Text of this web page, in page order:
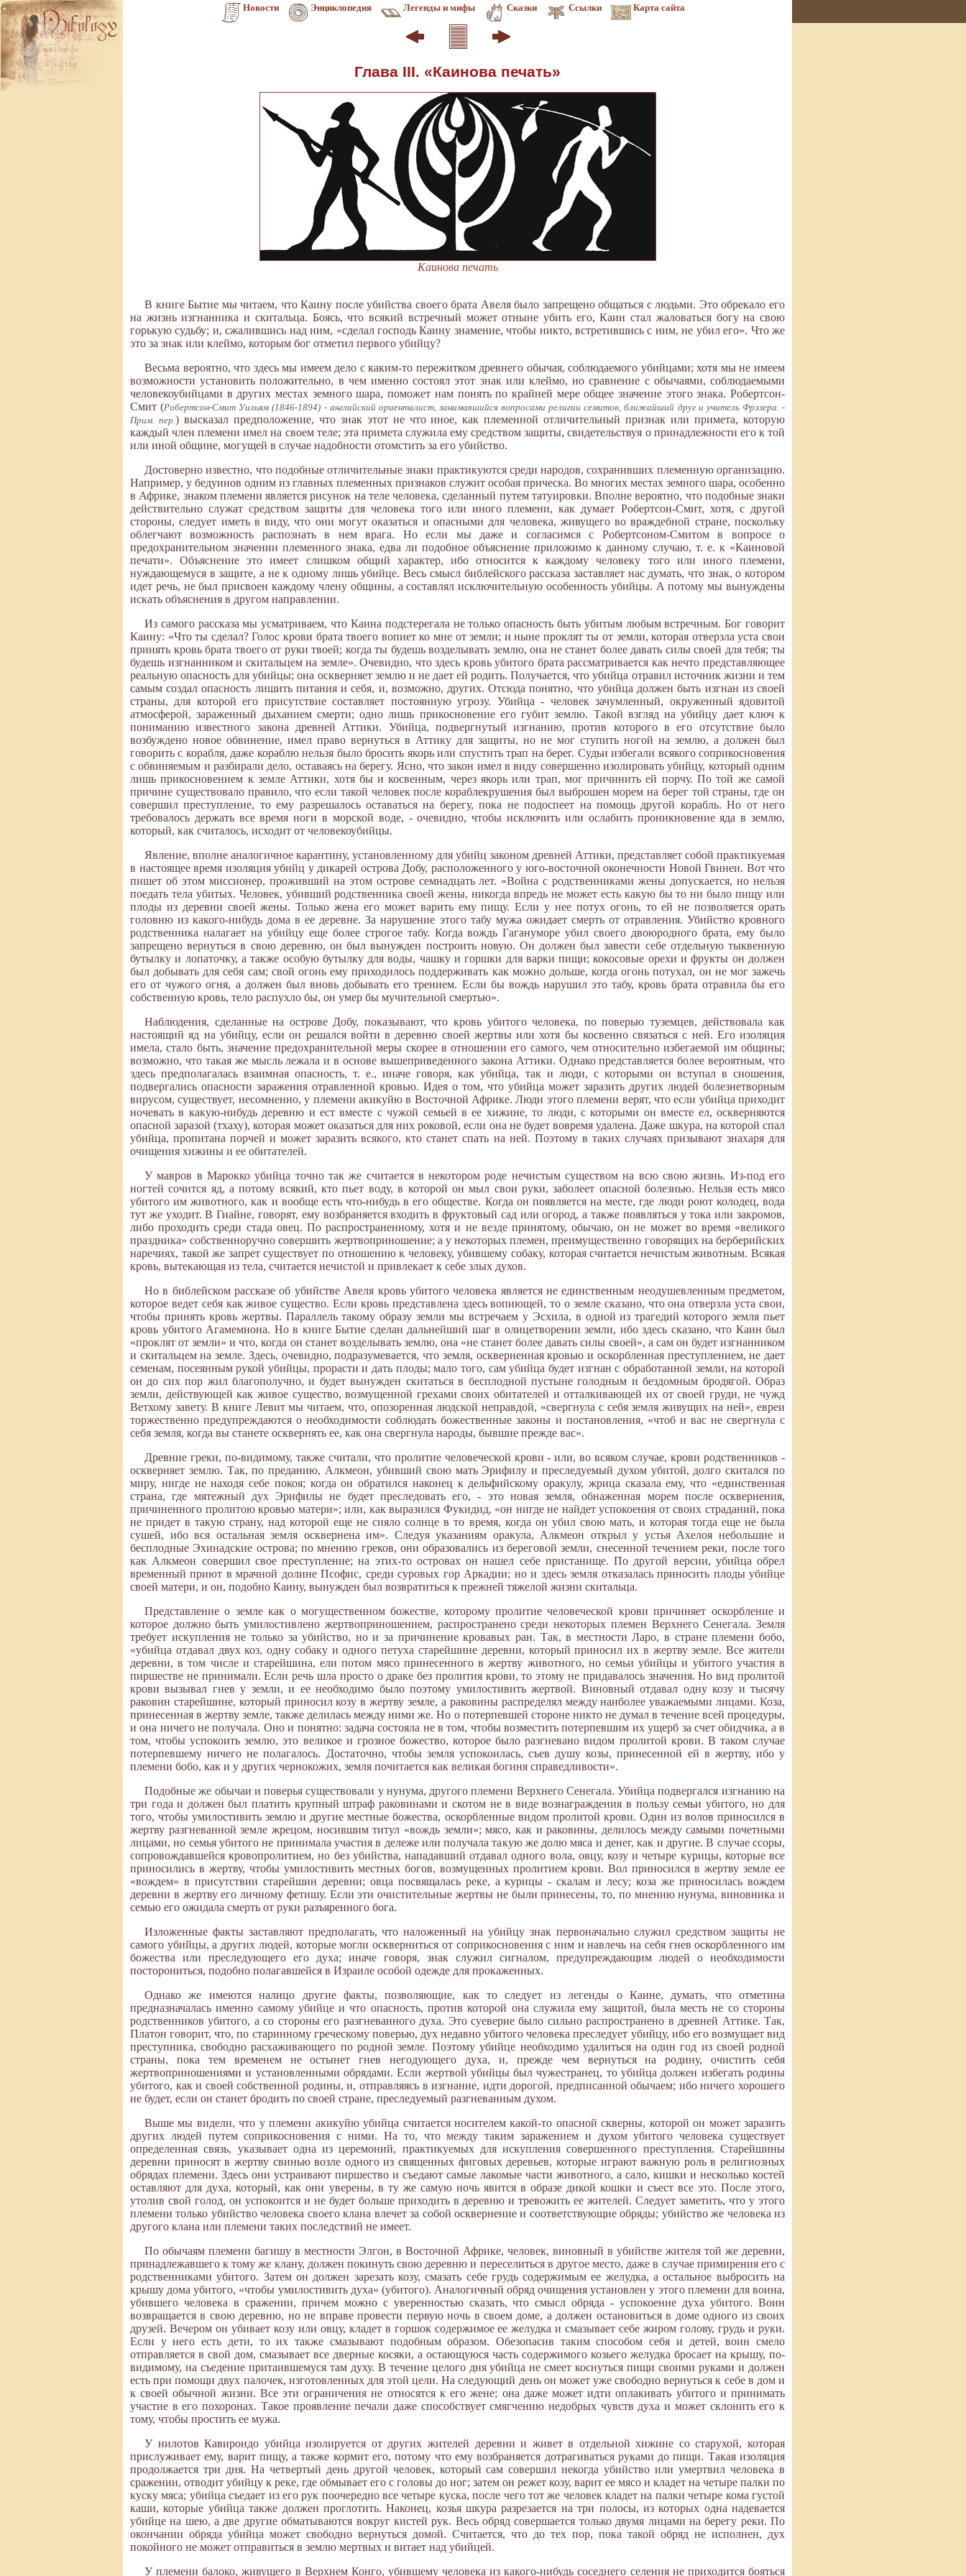
Новости Энциклопедия Легенды и мифы Сказки Ссылки Карта сайта
Глава III. «Каинова печать»
Каинова печать
В книге Бытие мы читаем, что Каину после убийства своего брата Авеля было запрещено общаться с людьми. Это обрекало его
на жизнь изгнанника и скитальца. Боясь, что всякий встречный может отныне убить его, Каин стал жаловаться богу на свою
горькую судьбу; и, сжалившись над ним, «сделал господь Каину знамение, чтобы никто, встретившись с ним, не убил его». Что же
это за знак или клеймо, которым бог отметил первого убийцу?
Весьма вероятно, что здесь мы имеем дело с каким-то пережитком древнего обычая, соблюдаемого убийцами; хотя мы не имеем
возможности установить положительно, в чем именно состоял этот знак или клеймо, но сравнение с обычаями, соблюдаемыми
человекоубийцами в других местах земного шара, поможет нам понять по крайней мере общее значение этого знака. Робертсон-
Смит (Робертсон-Смит Уильям (1846-1894) - английский ориенталист, занимавшийся вопросами религии семитов, ближайший друг и учитель Фрэзера. -
Прим. пер.) высказал предположение, что знак этот не что иное, как племенной отличительный признак или примета, которую
каждый член племени имел на своем теле; эта примета служила ему средством защиты, свидетельствуя о принадлежности его к той
или иной общине, могущей в случае надобности отомстить за его убийство.
Достоверно известно, что подобные отличительные знаки практикуются среди народов, сохранивших племенную организацию.
Например, у бедуинов одним из главных племенных признаков служит особая прическа. Во многих местах земного шара, особенно
в Африке, знаком племени является рисунок на теле человека, сделанный путем татуировки. Вполне вероятно, что подобные знаки
действительно служат средством защиты для человека того или иного племени, как думает Робертсон-Смит, хотя, с другой
стороны, следует иметь в виду, что они могут оказаться и опасными для человека, живущего во враждебной стране, поскольку
облегчают возможность распознать в нем врага. Но если мы даже и согласимся с Робертсоном-Смитом в вопросе о
предохранительном значении племенного знака, едва ли подобное объяснение приложимо к данному случаю, т. е. к «Каиновой
печати». Объяснение это имеет слишком общий характер, ибо относится к каждому человеку того или иного племени,
нуждающемуся в защите, а не к одному лишь убийце. Весь смысл библейского рассказа заставляет нас думать, что знак, о котором
идет речь, не был присвоен каждому члену общины, а составлял исключительную особенность убийцы. А потому мы вынуждены
искать объяснения в другом направлении.
Из самого рассказа мы усматриваем, что Каина подстерегала не только опасность быть убитым любым встречным. Бог говорит
Каину: «Что ты сделал? Голос крови брата твоего вопиет ко мне от земли; и ныне проклят ты от земли, которая отверзла уста свои
принять кровь брата твоего от руки твоей; когда ты будешь возделывать землю, она не станет более давать силы своей для тебя; ты
будешь изгнанником и скитальцем на земле». Очевидно, что здесь кровь убитого брата рассматривается как нечто представляющее
реальную опасность для убийцы; она оскверняет землю и не дает ей родить. Получается, что убийца отравил источник жизни и тем
самым создал опасность лишить питания и себя, и, возможно, других. Отсюда понятно, что убийца должен быть изгнан из своей
страны, для которой его присутствие составляет постоянную угрозу. Убийца - человек зачумленный, окруженный ядовитой
атмосферой, зараженный дыханием смерти; одно лишь прикосновение его губит землю. Такой взгляд на убийцу дает ключ к
пониманию известного закона древней Аттики. Убийца, подвергнутый изгнанию, против которого в его отсутствие было
возбуждено новое обвинение, имел право вернуться в Аттику для защиты, но не мог ступить ногой на землю, а должен был
говорить с корабля, даже кораблю нельзя было бросить якорь или спустить трап на берег. Судьи избегали всякого соприкосновения
с обвиняемым и разбирали дело, оставаясь на берегу. Ясно, что закон имел в виду совершенно изолировать убийцу, который одним
лишь прикосновением к земле Аттики, хотя бы и косвенным, через якорь или трап, мог причинить ей порчу. По той же самой
причине существовало правило, что если такой человек после кораблекрушения был выброшен морем на берег той страны, где он
совершил преступление, то ему разрешалось оставаться на берегу, пока не подоспеет на помощь другой корабль. Но от него
требовалось держать все время ноги в морской воде, - очевидно, чтобы исключить или ослабить проникновение яда в землю,
который, как считалось, исходит от человекоубийцы.
Явление, вполне аналогичное карантину, установленному для убийц законом древней Аттики, представляет собой практикуемая
в настоящее время изоляция убийц у дикарей острова Добу, расположенного у юго-восточной оконечности Новой Гвинеи. Вот что
пишет об этом миссионер, проживший на этом острове семнадцать лет. «Война с родственниками жены допускается, но нельзя
поедать тела убитых. Человек, убивший родственника своей жены, никогда впредь не может есть какую бы то ни было пищу или
плоды из деревни своей жены. Только жена его может варить ему пищу. Если у нее потух огонь, то ей не позволяется орать
головню из какого-нибудь дома в ее деревне. За нарушение этого табу мужа ожидает смерть от отравления. Убийство кровного
родственника налагает на убийцу еще более строгое табу. Когда вождь Гагануморе убил своего двоюродного брата, ему было
запрещено вернуться в свою деревню, он был вынужден построить новую. Он должен был завести себе отдельную тыквенную
бутылку и лопаточку, а также особую бутылку для воды, чашку и горшки для варки пищи; кокосовые орехи и фрукты он должен
был добывать для себя сам; свой огонь ему приходилось поддерживать как можно дольше, когда огонь потухал, он не мог зажечь
его от чужого огня, а должен был вновь добывать его трением. Если бы вождь нарушил это табу, кровь брата отравила бы его
собственную кровь, тело распухло бы, он умер бы мучительной смертью».
Наблюдения, сделанные на острове Добу, показывают, что кровь убитого человека, по поверью туземцев, действовала как
настоящий яд на убийцу, если он решался войти в деревню своей жертвы или хотя бы косвенно связаться с ней. Его изоляция
имела, стало быть, значение предохранительной меры скорее в отношении его самого, чем относительно избегаемой им общины;
возможно, что такая же мысль лежала и в основе вышеприведенного закона Аттики. Однако представляется более вероятным, что
здесь предполагалась взаимная опасность, т. е., иначе говоря, как убийца, так и люди, с которыми он вступал в сношения,
подвергались опасности заражения отравленной кровью. Идея о том, что убийца может заразить других людей болезнетворным
вирусом, существует, несомненно, у племени акикуйю в Восточной Африке. Люди этого племени верят, что если убийца приходит
ночевать в какую-нибудь деревню и ест вместе с чужой семьей в ее хижине, то люди, с которыми он вместе ел, оскверняются
опасной заразой (тхаху), которая может оказаться для них роковой, если она не будет вовремя удалена. Даже шкура, на которой спал
убийца, пропитана порчей и может заразить всякого, кто станет спать на ней. Поэтому в таких случаях призывают знахаря для
очищения хижины и ее обитателей.
У мавров в Марокко убийца точно так же считается в некотором роде нечистым существом на всю свою жизнь. Из-под его
ногтей сочится яд, а потому всякий, кто пьет воду, в которой он мыл свои руки, заболеет опасной болезнью. Нельзя есть мясо
убитого им животного, как и вообще есть что-нибудь в его обществе. Когда он появляется на месте, где люди роют колодец, вода
тут же уходит. В Гиайне, говорят, ему возбраняется входить в фруктовый сад или огород, а также появляться у тока или закромов,
либо проходить среди стада овец. По распространенному, хотя и не везде принятому, обычаю, он не может во время «великого
праздника» собственноручно совершить жертвоприношение; а у некоторых племен, преимущественно говорящих на берберийских
наречиях, такой же запрет существует по отношению к человеку, убившему собаку, которая считается нечистым животным. Всякая
кровь, вытекающая из тела, считается нечистой и привлекает к себе злых духов.
Но в библейском рассказе об убийстве Авеля кровь убитого человека является не единственным неодушевленным предметом,
которое ведет себя как живое существо. Если кровь представлена здесь вопиющей, то о земле сказано, что она отверзла уста свои,
чтобы принять кровь жертвы. Параллель такому образу земли мы встречаем у Эсхила, в одной из трагедий которого земля пьет
кровь убитого Агамемнона. Но в книге Бытие сделан дальнейший шаг в олицетворении земли, ибо здесь сказано, что Каин был
«проклят от земли» и что, когда он станет возделывать землю, она «не станет более давать силы своей», а сам он будет изгнанником
и скитальцем на земле. Здесь, очевидно, подразумевается, что земля, оскверненная кровью и оскорбленная преступлением, не дает
семенам, посеянным рукой убийцы, прорасти и дать плоды; мало того, сам убийца будет изгнан с обработанной земли, на которой
он до сих пор жил благополучно, и будет вынужден скитаться в бесплодной пустыне голодным и бездомным бродягой. Образ
земли, действующей как живое существо, возмущенной грехами своих обитателей и отталкивающей их от своей груди, не чужд
Ветхому завету. В книге Левит мы читаем, что, опозоренная людской неправдой, «свергнула с себя земля живущих на ней», евреи
торжественно предупреждаются о необходимости соблюдать божественные законы и постановления, «чтоб и вас не свергнула с
себя земля, когда вы станете осквернять ее, как она свергнула народы, бывшие прежде вас».
Древние греки, по-видимому, также считали, что пролитие человеческой крови - или, во всяком случае, крови родственников -
оскверняет землю. Так, по преданию, Алкмеон, убивший свою мать Эрифилу и преследуемый духом убитой, долго скитался по
миру, нигде не находя себе покоя; когда он обратился наконец к дельфийскому оракулу, жрица сказала ему, что «единственная
страна, где мятежный дух Эрифилы не будет преследовать его, - это новая земля, обнаженная морем после осквернения,
причиненного пролитою кровью матери»; или, как выразился Фукидид, «он нигде не найдет успокоения от своих страданий, пока
не придет в такую страну, над которой еще не сияло солнце в то время, когда он убил свою мать, и которая тогда еще не была
сушей, ибо вся остальная земля осквернена им». Следуя указаниям оракула, Алкмеон открыл у устья Ахелоя небольшие и
бесплодные Эхинадские острова; по мнению греков, они образовались из береговой земли, снесенной течением реки, после того
как Алкмеон совершил свое преступление; на этих-то островах он нашел себе пристанище. По другой версии, убийца обрел
временный приют в мрачной долине Псофис, среди суровых гор Аркадии; но и здесь земля отказалась приносить плоды убийце
своей матери, и он, подобно Каину, вынужден был возвратиться к прежней тяжелой жизни скитальца.
Представление о земле как о могущественном божестве, которому пролитие человеческой крови причиняет оскорбление и
которое должно быть умилостивлено жертвоприношением, распространено среди некоторых племен Верхнего Сенегала. Земля
требует искупления не только за убийство, но и за причинение кровавых ран. Так, в местности Ларо, в стране племени бобо,
«убийца отдавал двух коз, одну собаку и одного петуха старейшине деревни, который приносил их в жертву земле. Все жители
деревни, в том числе и старейшина, ели потом мясо принесенного в жертву животного, но семьи убийцы и убитого участия в
пиршестве не принимали. Если речь шла просто о драке без пролития крови, то этому не придавалось значения. Но вид пролитой
крови вызывал гнев у земли, и ее необходимо было поэтому умилостивить жертвой. Виновный отдавал одну козу и тысячу
раковин старейшине, который приносил козу в жертву земле, а раковины распределял между наиболее уважаемыми лицами. Коза,
принесенная в жертву земле, также делилась между ними же. Но о потерпевшей стороне никто не думал в течение всей процедуры,
и она ничего не получала. Оно и понятно: задача состояла не в том, чтобы возместить потерпевшим их ущерб за счет обидчика, а в
том, чтобы успокоить землю, это великое и грозное божество, которое было разгневано видом пролитой крови. В таком случае
потерпевшему ничего не полагалось. Достаточно, чтобы земля успокоилась, съев душу козы, принесенной ей в жертву, ибо у
племени бобо, как и у других чернокожих, земля почитается как великая богиня справедливости».
Подобные же обычаи и поверья существовали у нунума, другого племени Верхнего Сенегала. Убийца подвергался изгнанию на
три года и должен был платить крупный штраф раковинами и скотом не в виде вознаграждения в пользу семьи убитого, но для
того, чтобы умилостивить землю и другие местные божества, оскорбленные видом пролитой крови. Один из волов приносился в
жертву разгневанной земле жрецом, носившим титул «вождь земли»; мясо, как и раковины, делилось между самыми почетными
лицами, но семья убитого не принимала участия в дележе или получала такую же долю мяса и денег, как и другие. В случае ссоры,
сопровождавшейся кровопролитием, но без убийства, нападавший отдавал одного вола, овцу, козу и четыре курицы, которые все
приносились в жертву, чтобы умилостивить местных богов, возмущенных пролитием крови. Вол приносился в жертву земле ее
«вождем» в присутствии старейшин деревни; овца посвящалась реке, а курицы - скалам и лесу; коза же приносилась вождем
деревни в жертву его личному фетишу. Если эти очистительные жертвы не были принесены, то, по мнению нунума, виновника и
семью его ожидала смерть от руки разъяренного бога.
Изложенные факты заставляют предполагать, что наложенный на убийцу знак первоначально служил средством защиты не
самого убийцы, а других людей, которые могли оскверниться от соприкосновения с ним и навлечь на себя гнев оскорбленного им
божества или преследующего его духа; иначе говоря, знак служил сигналом, предупреждающим людей о необходимости
посторониться, подобно полагавшейся в Израиле особой одежде для прокаженных.
Однако же имеются налицо другие факты, позволяющие, как то следует из легенды о Каине, думать, что отметина
предназначалась именно самому убийце и что опасность, против которой она служила ему защитой, была месть не со стороны
родственников убитого, а со стороны его разгневанного духа. Это суеверие было сильно распространено в древней Аттике. Так,
Платон говорит, что, по старинному греческому поверью, дух недавно убитого человека преследует убийцу, ибо его возмущает вид
преступника, свободно расхаживающего по родной земле. Поэтому убийце необходимо удалиться на один год из своей родной
страны, пока тем временем не остынет гнев негодующего духа, и, прежде чем вернуться на родину, очистить себя
жертвоприношениями и установленными обрядами. Если жертвой убийцы был чужестранец, то убийца должен избегать родины
убитого, как и своей собственной родины, и, отправляясь в изгнание, идти дорогой, предписанной обычаем; ибо ничего хорошего
не будет, если он станет бродить по своей стране, преследуемый разгневанным духом.
Выше мы видели, что у племени акикуйю убийца считается носителем какой-то опасной скверны, которой он может заразить
других людей путем соприкосновения с ними. На то, что между таким заражением и духом убитого человека существует
определенная связь, указывает одна из церемоний, практикуемых для искупления совершенного преступления. Старейшины
деревни приносят в жертву свинью возле одного из священных фиговых деревьев, которые играют важную роль в религиозных
обрядах племени. Здесь они устраивают пиршество и съедают самые лакомые части животного, а сало, кишки и несколько костей
оставляют для духа, который, как они уверены, в ту же самую ночь явится в образе дикой кошки и съест все это. После этого,
утолив свой голод, он успокоится и не будет больше приходить в деревню и тревожить ее жителей. Следует заметить, что у этого
племени только убийство человека своего клана влечет за собой осквернение и соответствующие обряды; убийство же человека из
другого клана или племени таких последствий не имеет.
По обычаям племени багишу в местности Элгон, в Восточной Африке, человек, виновный в убийстве жителя той же деревни,
принадлежавшего к тому же клану, должен покинуть свою деревню и переселиться в другое место, даже в случае примирения его с
родственниками убитого. Затем он должен зарезать козу, смазать себе грудь содержимым ее желудка, а остальное выбросить на
крышу дома убитого, «чтобы умилостивить духа» (убитого). Аналогичный обряд очищения установлен у этого племени для воина,
убившего человека в сражении, причем можно с уверенностью сказать, что смысл обряда - успокоение духа убитого. Воин
возвращается в свою деревню, но не вправе провести первую ночь в своем доме, а должен остановиться в доме одного из своих
друзей. Вечером он убивает козу или овцу, кладет в горшок содержимое ее желудка и смазывает себе жиром голову, грудь и руки.
Если у него есть дети, то их также смазывают подобным образом. Обезопасив таким способом себя и детей, воин смело
отправляется в свой дом, смазывает все дверные косяки, а остающуюся часть содержимого козьего желудка бросает на крышу, по-
видимому, на съедение притаившемуся там духу. В течение целого дня убийца не смеет коснуться пищи своими руками и должен
есть при помощи двух палочек, изготовленных для этой цели. На следующий день он может уже свободно вернуться к себе в дом и
к своей обычной жизни. Все эти ограничения не относятся к его жене; она даже может идти оплакивать убитого и принимать
участие в его похоронах. Такое проявление печали даже способствует смягчению недобрых чувств духа и может склонить его к
тому, чтобы простить ее мужа.
У нилотов Кавирондо убийца изолируется от других жителей деревни и живет в отдельной хижине со старухой, которая
прислуживает ему, варит пищу, а также кормит его, потому что ему возбраняется дотрагиваться руками до пищи. Такая изоляция
продолжается три дня. На четвертый день другой человек, который сам совершил некогда убийство или умертвил человека в
сражении, отводит убийцу к реке, где обмывает его с головы до ног; затем он режет козу, варит ее мясо и кладет на четыре палки по
куску мяса; убийца съедает из его рук поочередно все четыре куска, после чего тот же человек кладет на палки четыре кома густой
каши, которые убийца также должен проглотить. Наконец, козья шкура разрезается на три полосы, из которых одна надевается
убийце на шею, а две другие обматываются вокруг кистей рук. Весь обряд совершается только двумя лицами на берегу реки. По
окончании обряда убийца может свободно вернуться домой. Считается, что до тех пор, пока такой обряд не исполнен, дух
покойного не может отправиться в землю мертвых и витает над убийцей.
У племени балоко, живущего в Верхнем Конго, убившему человека из какого-нибудь соседнего селения не приходится бояться